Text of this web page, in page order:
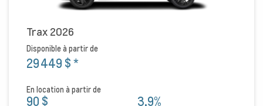
Trax 2026
Disponible à partir de
29 449 $*
En location à partir de
90 $ 3,9%